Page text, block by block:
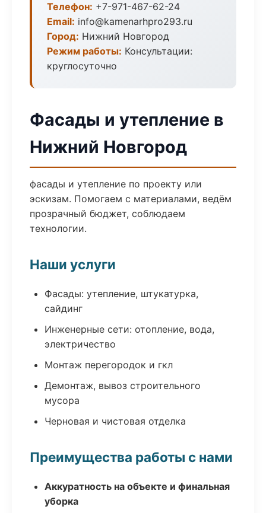
Телефон: +7-971-467-62-24
Email: info@kamenarhpro293.ru
Город: Нижний Новгород
Режим работы: Консультации:
круглосуточно
Фасады и утепление в
Нижний Новгород
фасады и утепление по проекту или
эскизам. Помогаем с материалами, ведём
прозрачный бюджет, соблюдаем
технологии.
Наши услуги
Фасады: утепление, штукатурка,
сайдинг
Инженерные сети: отопление, вода,
электричество
Монтаж перегородок и гкл
Демонтаж, вывоз строительного
мусора
Черновая и чистовая отделка
Преимущества работы с нами
Аккуратность на объекте и финальная
уборка